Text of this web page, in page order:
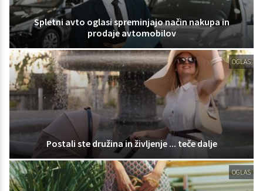
Spletni avto oglasi spreminjajo način nakupa in
prodaje avtomobilov
OGLAS
Postali ste družina in življenje ... teče dalje
OGLAS